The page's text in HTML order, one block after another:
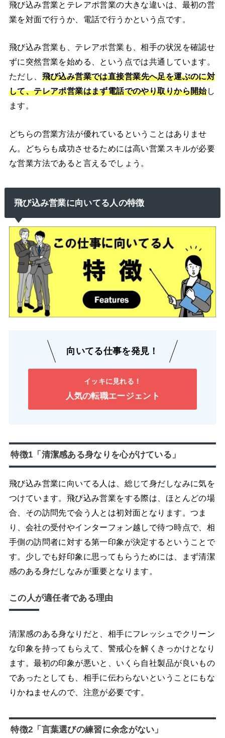
飛び込み営業とテレアポ営業の大きな違いは、最初の営
業を対面で行うか、電話で行うかという点です。
飛び込み営業も、テレアポ営業も、相手の状況を確認せ
ずに突然営業を始める、という点では共通しています。
ただし、 飛び込み営業では直接営業先へ足を運ぶのに対
して、テレアポ営業はまず電話でのやり取りから開始し
ます。
どちらの営業方法が優れているということはありませ
ん。どちらも成功させるためには高い営業スキルが必要
な営業方法であると言えるでしょう。
飛び込み営業に向いてる人の特徴
向いてる仕事を発見！
イッキに見れる！
人気の転職エージェント
特徴1「清潔感ある身なりを心がけている」
飛び込み営業に向いてる人は、総じて身だしなみに気を
つけています。飛び込み営業をする際は、ほとんどの場
合、その訪問先で会う人とは初対面となります。つま
り、会社の受付やインターフォン越しで待つ時点で、相
手側の訪問者に対する第一印象が決定するということで
す。少しでも好印象に思ってもらうためには、まず清潔
感のある身だしなみが重要となります。
この人が適任者である理由
清潔感のある身なりだと、相手にフレッシュでクリーン
な印象を持ってもらえて、警戒心を解くきっかけとなり
ます。最初の印象が悪いと、いくら自社製品が良いもの
であったとしても、相手に伝わらないということにもな
りかねませんので、注意が必要です。
特徴2「言葉選びの練習に余念がない」